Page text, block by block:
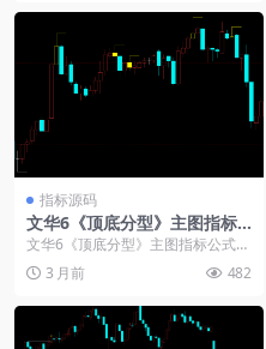
指标源码
文华6《顶底分型》主图指标
公式源码
文华6《顶底分型》主图指标公式源
码： 孤立高点:=H>REF(H,1)&a...
3 月前 482